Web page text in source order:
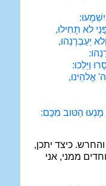
לא תָחִילוּ,
יַעַבְרֶנְהוּ,
וַיֵּלֵכוּ:
אֱלהֵינוּ,
מָנְעוּ הַטּוב מִכֶּם:
כיצד יתכן,
ממני, אני